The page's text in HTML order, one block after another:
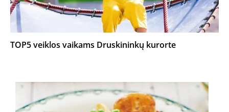
TOP5 veiklos vaikams Druskininkų kurorte